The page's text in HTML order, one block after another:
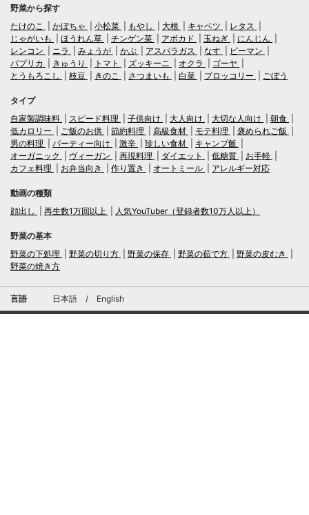
野菜から探す
たけのこ
かぼちゃ 小松菜 もやし 大根 キャベツ
レタス
じゃがいも
ほうれん草 チンゲン菜 アボカド 玉ねぎ
にんじん
レンコン
ニラ みょうが かぶ アスパラガス なす
ピーマン
パプリカ
きゅうり トマト ズッキーニ オクラ
ゴーヤ
とうもろこし
枝豆 きのこ さつまいも 白菜 ブロッコリー ごぼう
タイプ
自家製調味料
スピード料理 子供向け 大人向け 大切な人向け
朝食
低カロリー
ご飯のお供 節約料理 高級食材 モテ料理
褒められご飯
男の料理
パーティー向け 激辛 珍しい食材
キャンプ飯
オーガニック
ヴィーガン 再現料理 ダイエット 低糖質
お手軽
カフェ料理
お弁当向き 作り置き オートミール アレルギー対応
動画の種類
顔出し
再生数1万回以上 人気YouTuber（登録者数10万人以上）
野菜の基本
野菜の下処理
野菜の切り方 野菜の保存 野菜の茹で方
野菜の皮むき
野菜の焼き方
言語 日本語 / English